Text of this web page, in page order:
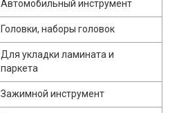
Автомобильный инструмент
Головки, наборы головок
Для укладки ламината и
паркета
Зажимной инструмент